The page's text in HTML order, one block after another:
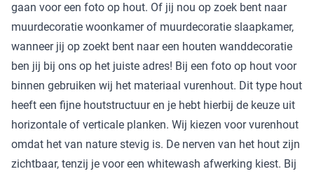
gaan voor een foto op hout. Of jij nou op zoek bent naar
muurdecoratie woonkamer of muurdecoratie slaapkamer,
wanneer jij op zoekt bent naar een houten wanddecoratie
ben jij bij ons op het juiste adres! Bij een foto op hout voor
binnen gebruiken wij het materiaal vurenhout. Dit type hout
heeft een fijne houtstructuur en je hebt hierbij de keuze uit
horizontale of verticale planken. Wij kiezen voor vurenhout
omdat het van nature stevig is. De nerven van het hout zijn
zichtbaar, tenzij je voor een whitewash afwerking kiest. Bij